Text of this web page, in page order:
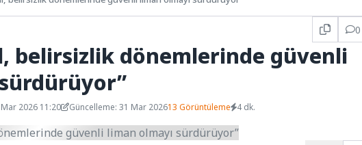
0
belirsizlik dönemlerinde güvenli
2026 11:20 Güncelleme: 31 Mar 202613 Görüntüleme 4 dk.